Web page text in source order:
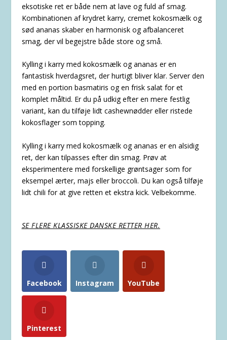
eksotiske ret er både nem at lave og fuld af smag.
Kombinationen af krydret karry, cremet kokosmælk og
sød ananas skaber en harmonisk og afbalanceret
smag, der vil begejstre både store og små.
Kylling i karry med kokosmælk og ananas er en
fantastisk hverdagsret, der hurtigt bliver klar. Server den
med en portion basmatiris og en frisk salat for et
komplet måltid. Er du på udkig efter en mere festlig
variant, kan du tilføje lidt cashewnødder eller ristede
kokosflager som topping.
Kylling i karry med kokosmælk og ananas er en alsidig
ret, der kan tilpasses efter din smag. Prøv at
eksperimentere med forskellige grøntsager som for
eksempel ærter, majs eller broccoli. Du kan også tilføje
lidt chili for at give retten et ekstra kick. Velbekomme.
SE FLERE KLASSISKE DANSKE RETTER HER.
Facebook Instagram YouTube
Pinterest